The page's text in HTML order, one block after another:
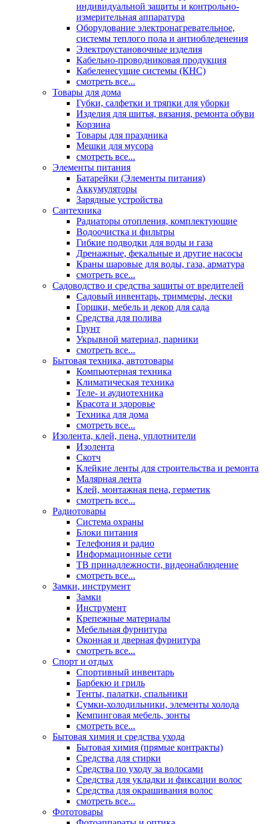
индивидуальной защиты и контрольно-
измерительная аппаратура
Оборудование электронагревательное,
системы теплого пола и антиобледенения
Электроустановочные изделия
Кабельно-проводниковая продукция
Кабеленесущие системы (КНС)
смотреть все...
Товары для дома
Губки, салфетки и тряпки для уборки
Изделия для шитья, вязания, ремонта обуви
Корзина
Товары для праздника
Мешки для мусора
смотреть все...
Элементы питания
Батарейки (Элементы питания)
Аккумуляторы
Зарядные устройства
Сантехника
Радиаторы отопления, комплектующие
Водоочистка и фильтры
Гибкие подводки для воды и газа
Дренажные, фекальные и другие насосы
Краны шаровые для воды, газа, арматура
смотреть все...
Садоводство и средства защиты от вредителей
Садовый инвентарь, триммеры, лески
Горшки, мебель и декор для сада
Средства для полива
Грунт
Укрывной материал, парники
смотреть все...
Бытовая техника, автотовары
Компьютерная техника
Климатическая техника
Теле- и аудиотехника
Красота и здоровье
Техника для дома
смотреть все...
Изолента, клей, пена, уплотнители
Изолента
Скотч
Клейкие ленты для строительства и ремонта
Малярная лента
Клей, монтажная пена, герметик
смотреть все...
Радиотовары
Система охраны
Блоки питания
Телефония и радио
Информационные сети
ТВ принадлежности, видеонаблюдение
смотреть все...
Замки, инструмент
Замки
Инструмент
Крепежные материалы
Мебельная фурнитура
Оконная и дверная фурнитура
смотреть все...
Спорт и отдых
Спортивный инвентарь
Барбекю и гриль
Тенты, палатки, спальники
Сумки-холодильники, элементы холода
Кемпинговая мебель, зонты
смотреть все...
Бытовая химия и средства ухода
Бытовая химия (прямые контракты)
Средства для стирки
Средства по уходу за волосами
Средства для укладки и фиксации волос
Средства для окрашивания волос
смотреть все...
Фототовары